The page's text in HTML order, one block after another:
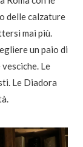
delle calzature
mai più.
un paio di
Le
Le Diadora